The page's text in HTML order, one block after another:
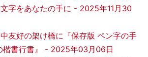
字をあなたの手に - 2025年11月30
友好の架け橋に『保存版 ペン字の手
書行書』
- 2025年03月06日